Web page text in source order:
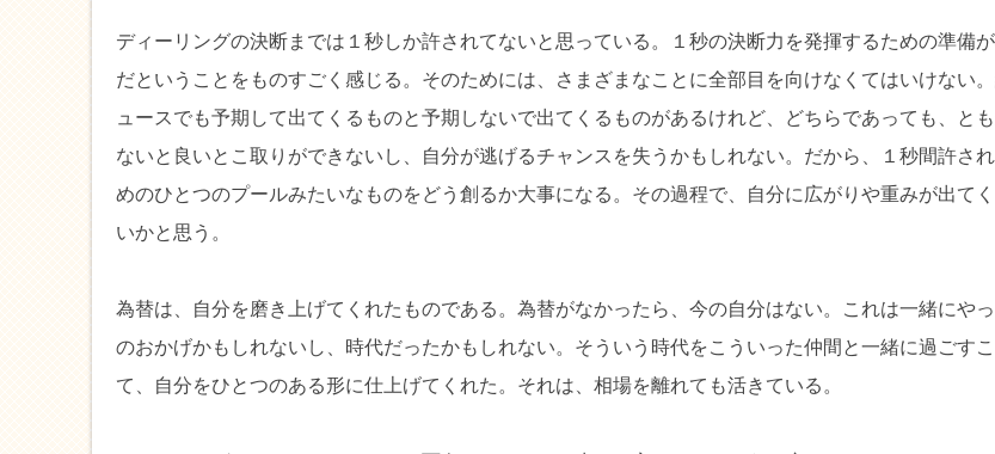
ディーリングの決断までは１秒しか許されてないと思っている。１秒の決断力を発揮するための準備
だということをものすごく感じる。そのためには、さまざまなことに全部目を向けなくてはいけない
ュースでも予期して出てくるものと予期しないで出てくるものがあるけれど、どちらであっても、と
ないと良いとこ取りができないし、自分が逃げるチャンスを失うかもしれない。だから、１秒間許さ
めのひとつのプールみたいなものをどう創るか大事になる。その過程で、自分に広がりや重みが出て
いかと思う。
為替は、自分を磨き上げてくれたものである。為替がなかったら、今の自分はない。これは一緒にや
のおかげかもしれないし、時代だったかもしれない。そういう時代をこういった仲間と一緒に過ごす
て、自分をひとつのある形に仕上げてくれた。それは、相場を離れても活きている。